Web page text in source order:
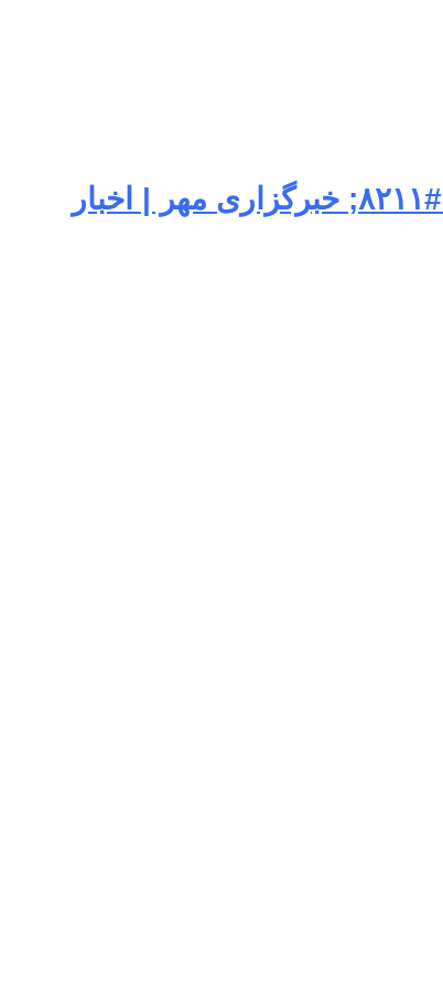
عارف: بزودی جشن پیروزی را برگزار می‌کنیم؛ تنگه هرمز ملک طلق ایران است &#۸۲۱۱; خبرگزاری مهر | اخبار